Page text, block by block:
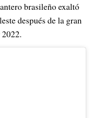
brasileño exaltó
después de la gran